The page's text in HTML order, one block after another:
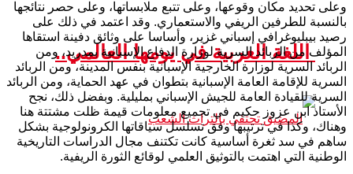
اللغة العربية في يومها العالمي..
وعلى تحديد مكان وقوعها، وعلى تتبع ملابساتها، وعلى حصر نتائجها
بالنسبة للطرفين الريفي والاستعماري. وقد اعتمد في ذلك على
رصيد بيبليوغرافي إسباني غزير، وأساسا على وثائق دفينة استقاها
المؤلف من الربائد السرية لوزارة الدفاع الإسبانية بمدريد، ومن
الربائد السرية لوزارة الخارجية الإسبانية بنفس المدينة، ومن الربائد
السرية للإقامة العامة الإسبانية بتطوان في عهد الحماية، ومن الربائد
السرية للقيادة العامة للجيش الإسباني بمليلية. وبفضل ذلك، نجح
الأستاذ ابن عزوز حكيم في تجميع معلومات قيمة ظلت مشتتة هنا
وهناك، وكذا في ترتيبها وفق تسلسل سياقاتها الكرونولوجية بشكل
ساهم في سد ثغرة أساسية كانت تكتنف مجال الدراسات التاريخية
الوطنية التي اهتمت بالتوثيق العلمي لوقائع الثورة الريفية.